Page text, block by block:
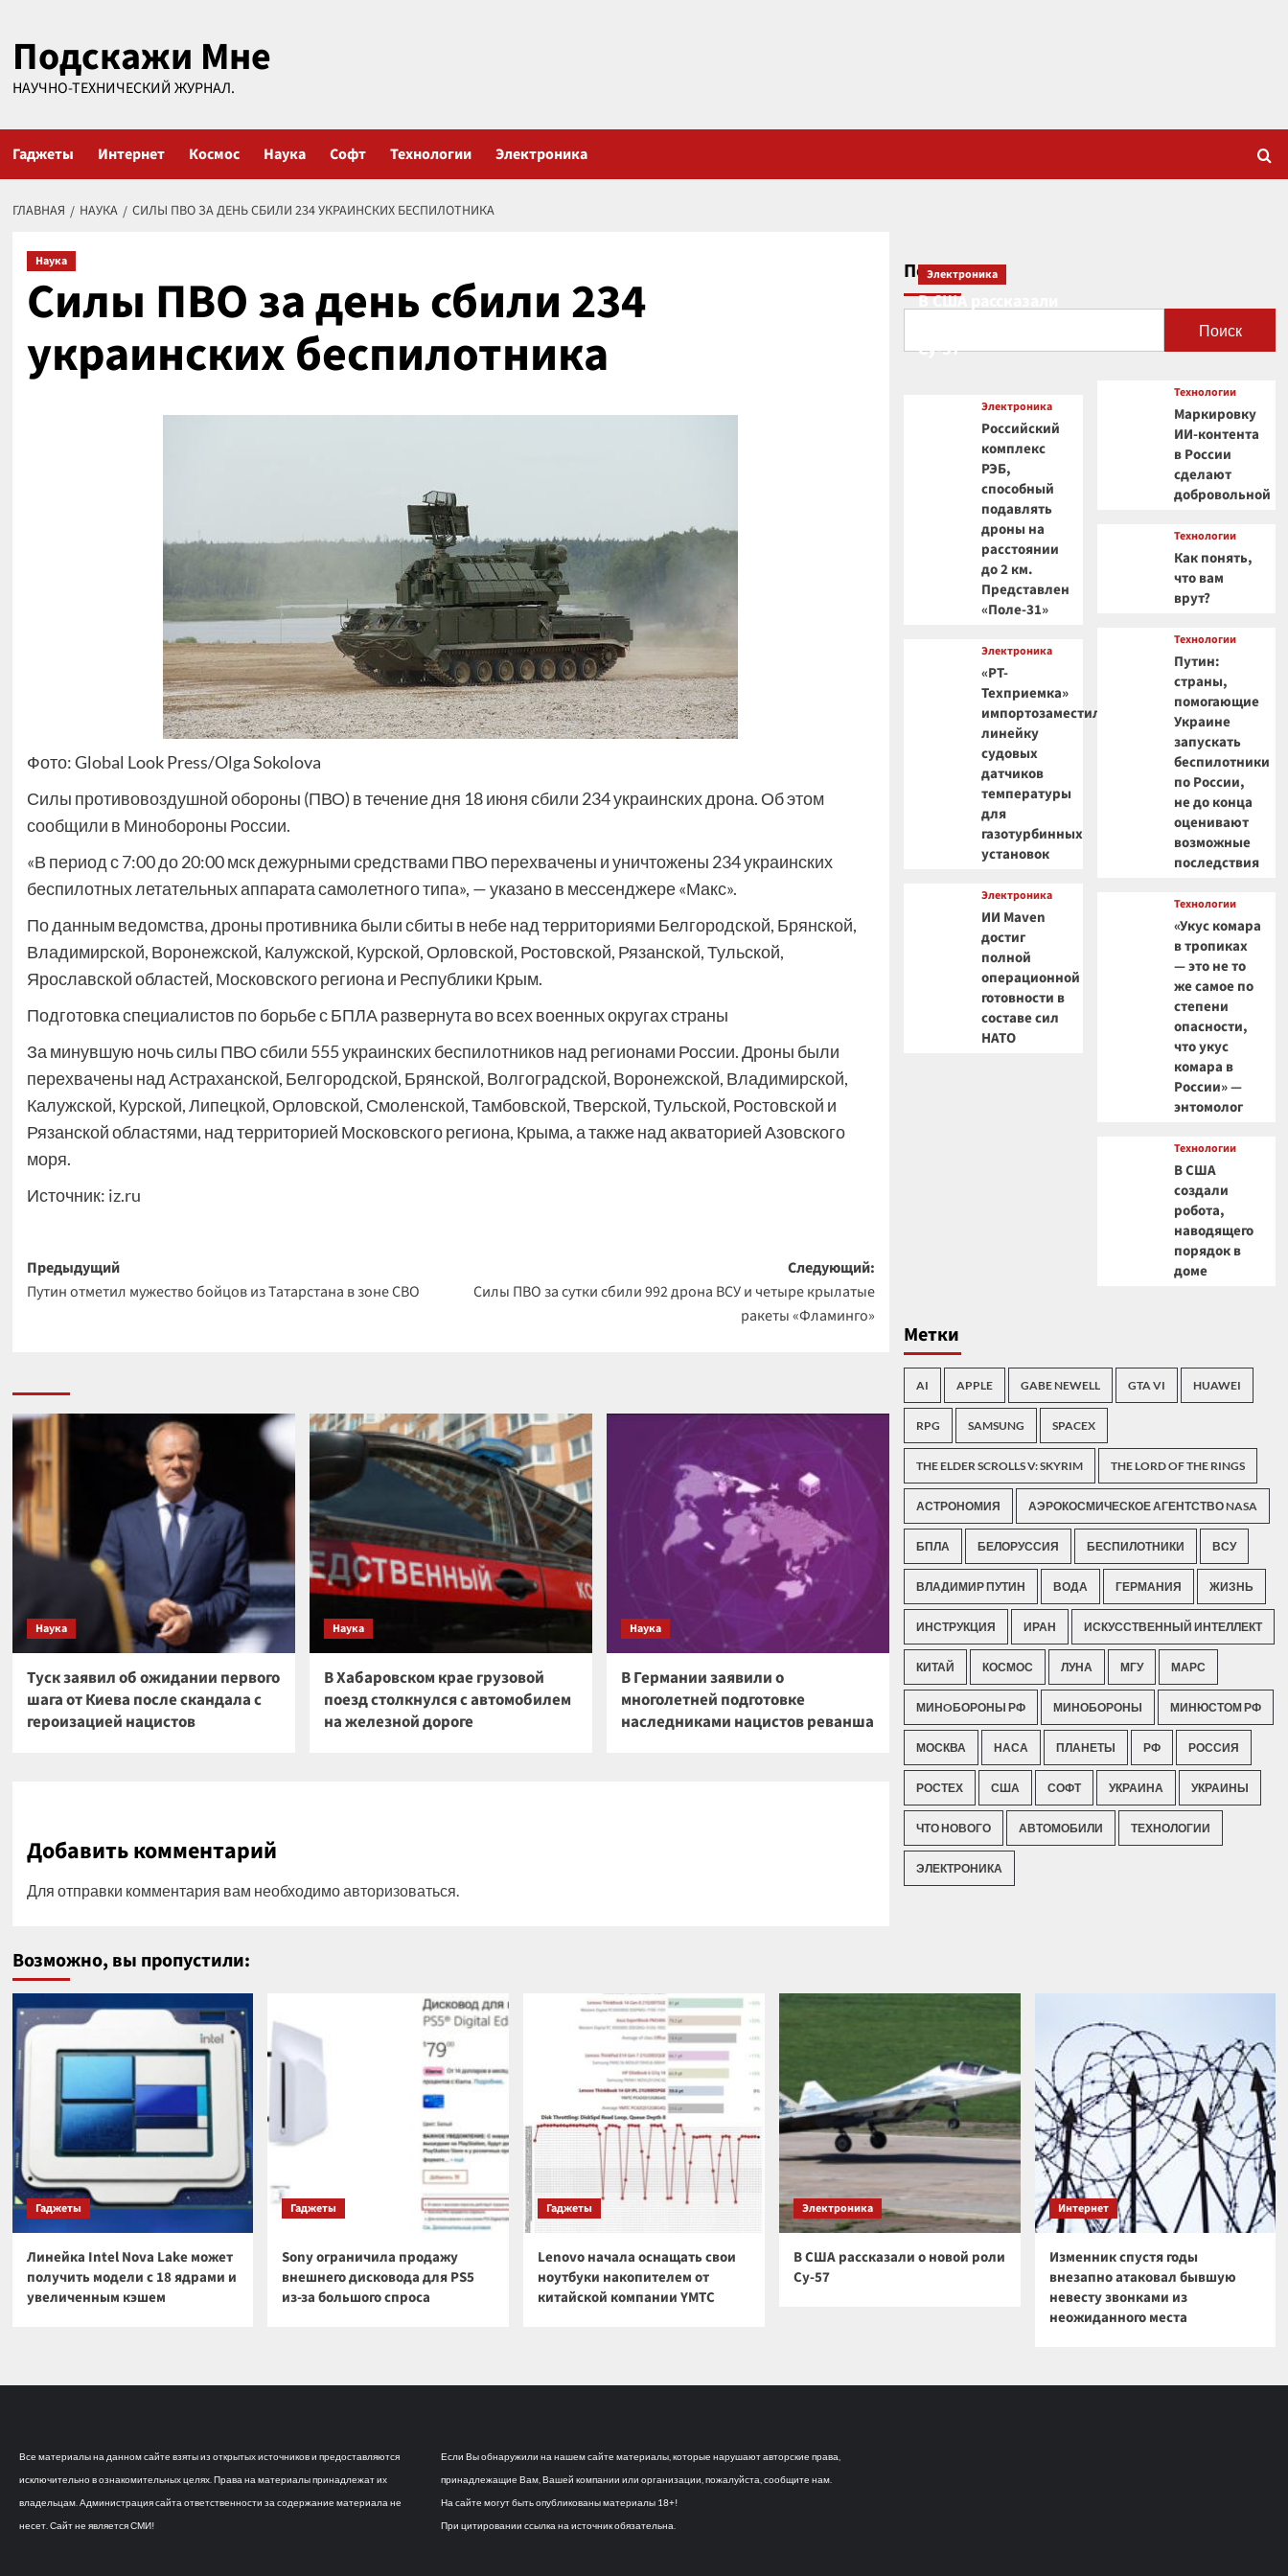
содержимому
Подскажи Мне
НАУЧНО-ТЕХНИЧЕСКИЙ ЖУРНАЛ.
Гаджеты Интернет Космос Наука Софт Технологии Электроника
ГЛАВНАЯ НАУКА СИЛЫ ПВО ЗА ДЕНЬ СБИЛИ 234 УКРАИНСКИХ БЕСПИЛОТНИКА
Наука
Силы ПВО за день сбили 234
украинских беспилотника
Фото: Global Look Press/Olga Sokolova
Силы противовоздушной обороны (ПВО) в течение дня 18 июня сбили 234 украинских дрона. Об этом
сообщили в Минобороны России.
«В период с 7:00 до 20:00 мск дежурными средствами ПВО перехвачены и уничтожены 234 украинских
беспилотных летательных аппарата самолетного типа», — указано в мессенджере «Макс».
По данным ведомства, дроны противника были сбиты в небе над территориями Белгородской, Брянской,
Владимирской, Воронежской, Калужской, Курской, Орловской, Ростовской, Рязанской, Тульской,
Ярославской областей, Московского региона и Республики Крым.
Подготовка специалистов по борьбе с БПЛА развернута во всех военных округах страны
За минувшую ночь силы ПВО сбили 555 украинских беспилотников над регионами России. Дроны были
перехвачены над Астраханской, Белгородской, Брянской, Волгоградской, Воронежской, Владимирской,
Калужской, Курской, Липецкой, Орловской, Смоленской, Тамбовской, Тверской, Тульской, Ростовской и
Рязанской областями, над территорией Московского региона, Крыма, а также над акваторией Азовского
моря.
Источник: iz.ru
Навигация
записи
Предыдущий
Путин отметил мужество бойцов из Татарстана в зоне СВО
Следующий:
Силы ПВО за сутки сбили 992 дрона ВСУ и четыре крылатые
ракеты «Фламинго»
Наука
Туск заявил об ожидании первого
шага от Киева после скандала с
героизацией нацистов
Наука
В Хабаровском крае грузовой
поезд столкнулся с автомобилем
на железной дороге
Наука
В Германии заявили о
многолетней подготовке
наследниками нацистов реванша
Добавить комментарий
Для отправки комментария вам необходимоавторизоваться.
Поиск
Поиск
Электроника
В США рассказали
Су-57
Электроника
Российский
комплекс
РЭБ,
способный
подавлять
дроны на
расстоянии
до 2 км.
Представлен
«Поле-31»
Электроника
«РТ-
Техприемка»
импортозаместила
линейку
судовых
датчиков
температуры
для
газотурбинных
установок
Электроника
ИИ Maven
достиг
полной
операционной
готовности в
составе сил
НАТО
Технологии
Маркировку
ИИ-контента
в России
сделают
добровольной
Технологии
Как понять,
что вам
врут?
Технологии
Путин:
страны,
помогающие
Украине
запускать
беспилотники
по России,
не до конца
оценивают
возможные
последствия
Технологии
«Укус комара
в тропиках
— это не то
же самое по
степени
опасности,
что укус
комара в
России» —
энтомолог
Технологии
В США
создали
робота,
наводящего
порядок в
доме
Метки
AI APPLE GABE NEWELL GTA VI HUAWEI
RPG SAMSUNG SPACEX
THE ELDER SCROLLS V: SKYRIM THE LORD OF THE RINGS
АСТРОНОМИЯ АЭРОКОСМИЧЕСКОЕ АГЕНТСТВО NASA
БПЛА БЕЛОРУССИЯ БЕСПИЛОТНИКИ ВСУ
ВЛАДИМИР ПУТИН ВОДА ГЕРМАНИЯ ЖИЗНЬ
ИНСТРУКЦИЯ ИРАН ИСКУССТВЕННЫЙ ИНТЕЛЛЕКТ
КИТАЙ КОСМОС ЛУНА МГУ МАРС
МИНOБОРОНЫ РФ МИНОБОРОНЫ МИНЮСТОМ РФ
МОСКВА НАСА ПЛАНЕТЫ РФ РОССИЯ
РОСТЕХ США СОФТ УКРАИНА УКРАИНЫ
ЧТО НОВОГО АВТОМОБИЛИ ТЕХНОЛОГИИ
ЭЛЕКТРОНИКА
Возможно, вы пропустили:
Гаджеты
Линейка Intel Nova Lake может
получить модели с 18 ядрами и
увеличенным кэшем
Гаджеты
Sony ограничила продажу
внешнего дисковода для PS5
из-за большого спроса
Гаджеты
Lenovo начала оснащать свои
ноутбуки накопителем от
китайской компании YMTC
Электроника
В США рассказали о новой роли
Су-57
Интернет
Изменник спустя годы
внезапно атаковал бывшую
невесту звонками из
неожиданного места
Все материалы на данном сайте взяты из открытых источников и предоставляются
исключительно в ознакомительных целях. Права на материалы принадлежат их
владельцам. Администрация сайта ответственности за содержание материала не
несет. Сайт не является СМИ!
Если Вы обнаружили на нашем сайте материалы, которые нарушают авторские права,
принадлежащие Вам, Вашей компании или организации, пожалуйста, сообщите нам.
На сайте могут быть опубликованы материалы 18+!
При цитировании ссылка на источник обязательна.